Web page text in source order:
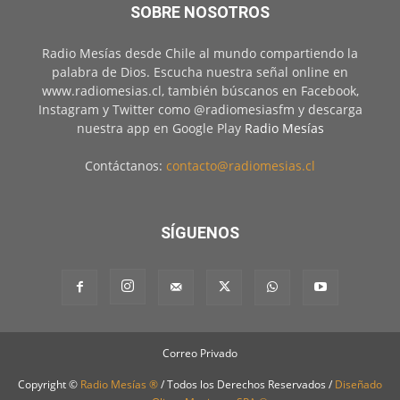
SOBRE NOSOTROS
Radio Mesías desde Chile al mundo compartiendo la
palabra de Dios. Escucha nuestra señal online en
www.radiomesias.cl, también búscanos en Facebook,
Instagram y Twitter como @radiomesiasfm y descarga
nuestra app en Google Play Radio Mesías
Contáctanos: contacto@radiomesias.cl
SÍGUENOS
Correo Privado
Copyright © Radio Mesías ®/ Todos los Derechos Reservados / Diseñado